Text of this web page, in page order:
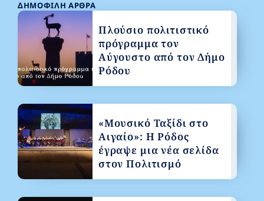
ΔΗΜΟΦΙΛΉ ΆΡΘΡΑ
Πλούσιο πολιτιστικό
πρόγραμμα τον
Αύγουστο από τον Δήμο
Ρόδου
«Μουσικό Ταξίδι στο
Αιγαίο»: Η Ρόδος
έγραψε μια νέα σελίδα
στον Πολιτισμό